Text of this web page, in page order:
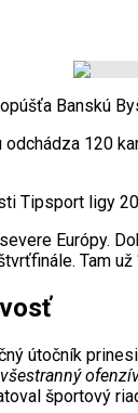
Banskú
120
Tipsport ligy
Európy.
Tam už
útočník
športový